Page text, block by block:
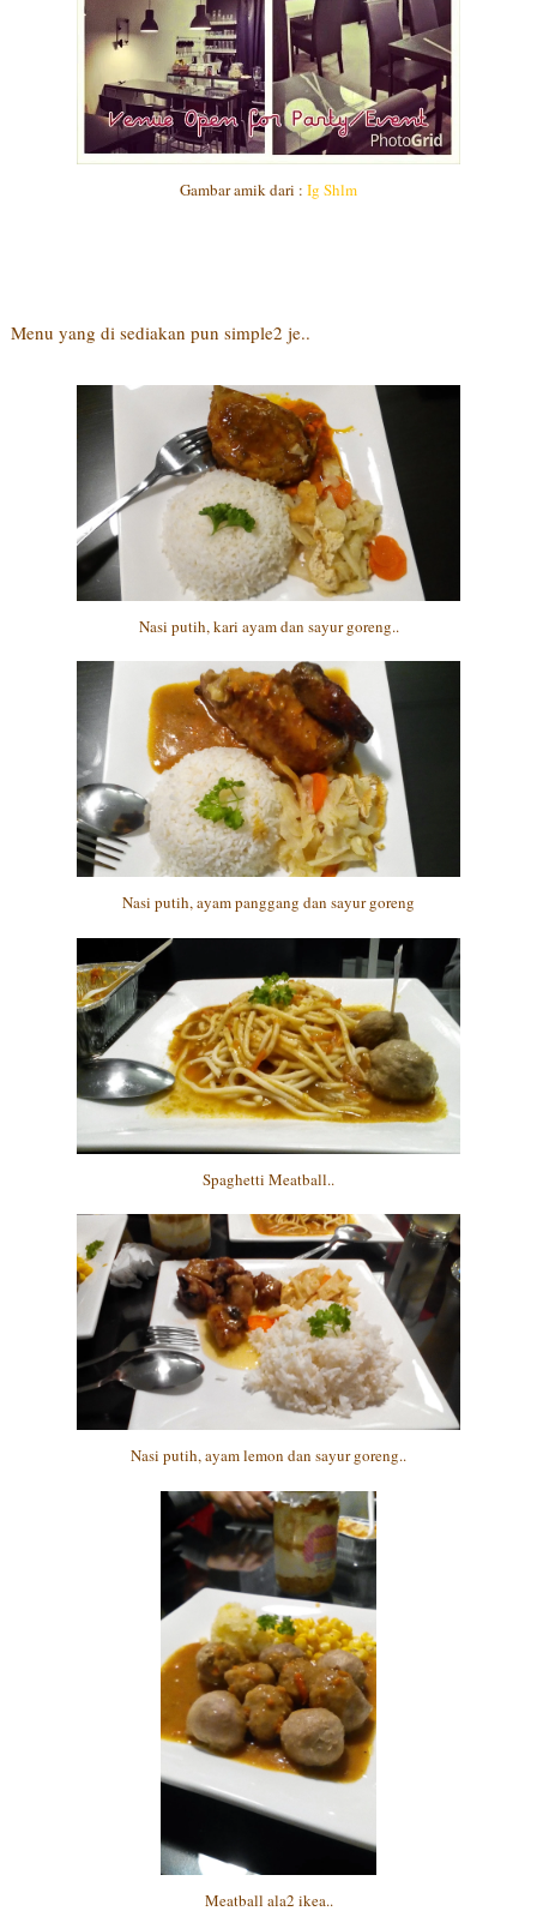
Gambar amik dari : Ig Shlm
Menu yang di sediakan pun simple2 je..
Nasi putih, kari ayam dan sayur goreng..
Nasi putih, ayam panggang dan sayur goreng
Spaghetti Meatball..
Nasi putih, ayam lemon dan sayur goreng..
Meatball ala2 ikea..